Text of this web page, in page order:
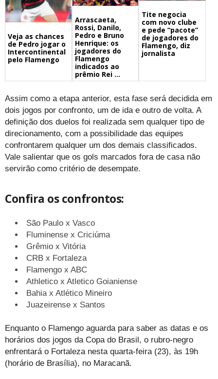
Veja as chances
de Pedro jogar o
Intercontinental
pelo Flamengo
Arrascaeta,
Rossi, Danilo,
Pedro e Bruno
Henrique: os
jogadores do
Flamengo
indicados ao
prêmio Rei ...
Tite negocia
com novo clube
e pede “pacote”
de jogadores do
Flamengo, diz
jornalista
Assim como a etapa anterior, esta fase será decidida em
dois jogos por confronto, um de ida e outro de volta. A
definição dos duelos foi realizada sem qualquer tipo de
direcionamento, com a possibilidade das equipes
confrontarem qualquer um dos demais classificados.
Vale salientar que os gols marcados fora de casa não
servirão como critério de desempate.
Confira os confrontos:
São Paulo x Vasco
Fluminense x Criciúma
Grêmio x Vitória
CRB x Fortaleza
Flamengo x ABC
Athletico x Atletico Goianiense
Bahia x Atlético Mineiro
Juazeirense x Santos
Enquanto o Flamengo aguarda para saber as datas e os
horários dos jogos da Copa do Brasil, o rubro-negro
enfrentará o Fortaleza nesta quarta-feira (23), às 19h
(horário de Brasília), no Maracanã.